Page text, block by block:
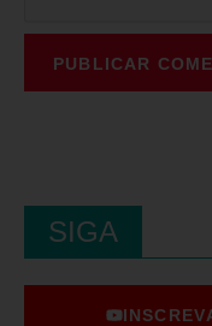
SIGA